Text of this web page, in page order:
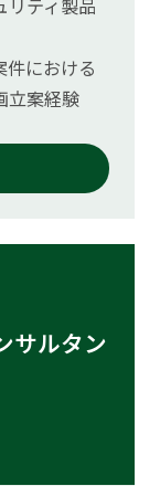
リティ製品
件における
立案経験
サルタン